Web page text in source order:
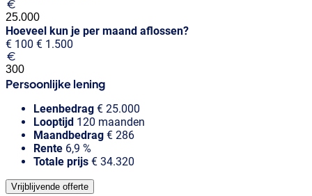
Hoeveel kun je per maand aflossen?
€ 100 € 1.500
Persoonlijke lening
Leenbedrag € 25.000
Looptijd 120 maanden
Maandbedrag € 286
Rente 6,9 %
Totale prijs € 34.320
Vrijblijvende offerte